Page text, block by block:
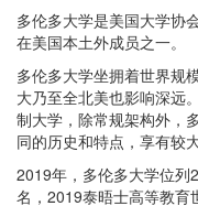
多伦多大学是美国大学协
在美国本土外成员之一。
多伦多大学坐拥着世界规
大乃至全北美也影响深远
制大学，除常规架构外，
同的历史和特点，享有较
2019年，多伦多大学位列
名，2019泰晤士高等教育